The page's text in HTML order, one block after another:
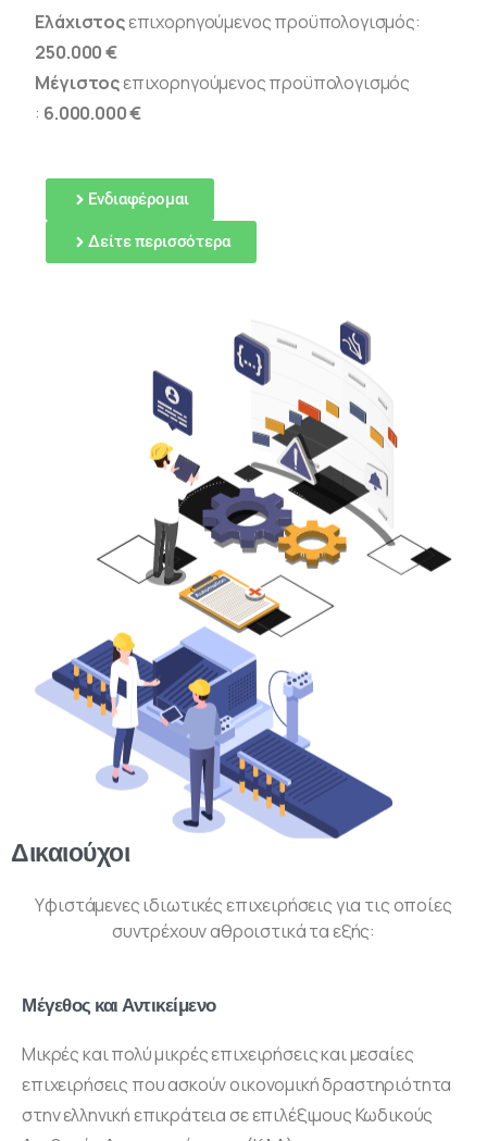
Ελάχιστοςεπιχορηγούμενος προϋπολογισμός:
250.000 €
Μέγιστοςεπιχορηγούμενος προϋπολογισμός
: 6.000.000 €
Ενδιαφέρομαι
Δείτε περισσότερα
Δικαιούχοι
Yφιστάμενες ιδιωτικές επιχειρήσεις για τις οποίες
συντρέχουν αθροιστικά τα εξής:
Μέγεθος και Αντικείμενο
Μικρές και πολύ μικρές επιχειρήσεις και μεσαίες
επιχειρήσεις που ασκούν οικονομική δραστηριότητα
στην ελληνική επικράτεια σε επιλέξιμους Κωδικούς